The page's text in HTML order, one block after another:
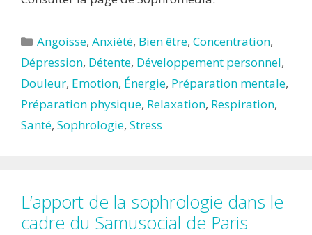
Catégories
Angoisse,Anxiété, Bien être,Concentration,
Dépression, Détente, Développement personnel,
Douleur, Emotion, Énergie, Préparation mentale,
Préparation physique, Relaxation, Respiration,
Santé, Sophrologie, Stress
L’apport de la sophrologie dans le
cadre du Samusocial de Paris